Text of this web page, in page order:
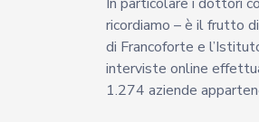
ricordiamo – è il frutto
di Francoforte e
interviste online
1.274 aziende